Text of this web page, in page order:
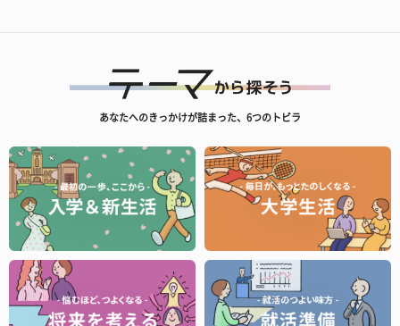
あなたへのきっかけが詰まった、6つのトビラ